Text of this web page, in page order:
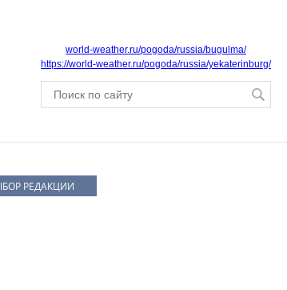
world-weather.ru/pogoda/russia/bugulma/
https://world-weather.ru/pogoda/russia/yekaterinburg/
РЕДАКЦИИ